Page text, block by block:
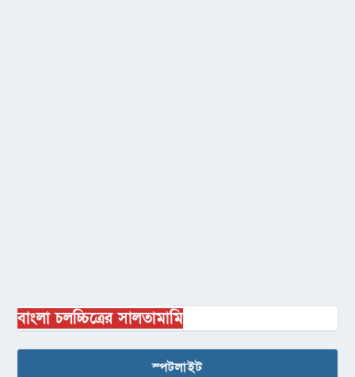
বাংলা চলচ্চিত্রের সালতামামি
স্পটলাইট